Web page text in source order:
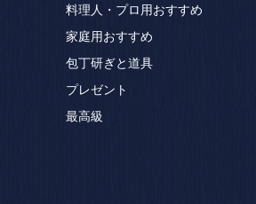
料理人・プロ用おすすめ
家庭用おすすめ
包丁研ぎと道具
プレゼント
最高級